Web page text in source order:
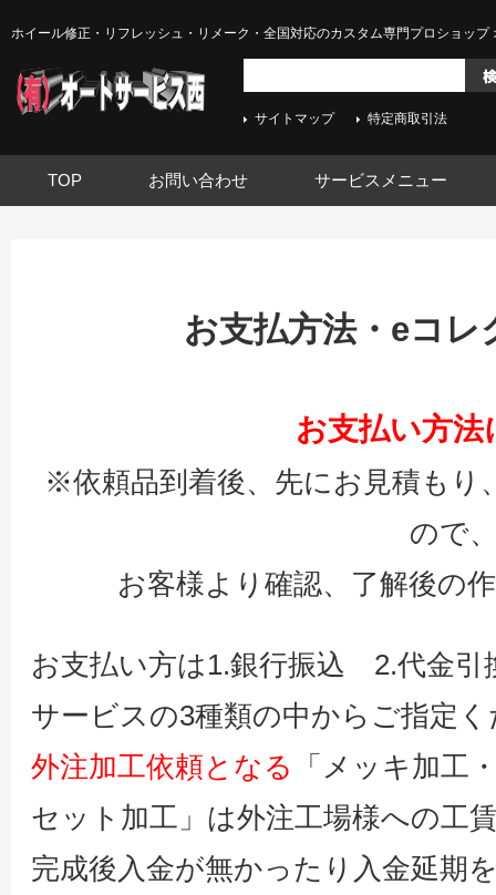
ホイール修正・リフレッシュ・リメーク・全国対応のカスタム専門プロショップ
サイトマップ 特定商取引法
TOP お問い合わせ サービスメニュー
お支払方法・eコレ
お支払い方法
※依頼品到着後、先にお見積もり
ので
お客様より確認、了解後の
お支払い方は1.銀行振込 2.代金
サービスの3種類の中からご指定
外注加工依頼となる
「メッキ加工
セット加工」は外注工場様への工
完成後入金が無かったり入金延期